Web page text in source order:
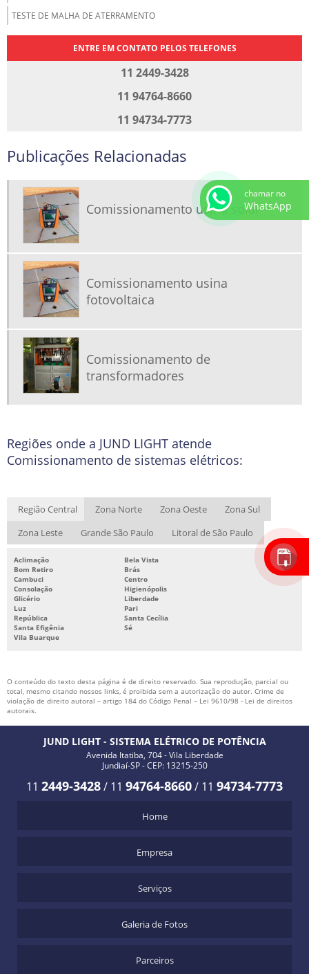
TESTE DE MALHA DE ATERRAMENTO
ENTRE EM CONTATO PELOS TELEFONES
11 2449-3428
11 94764-8660
11 94734-7773
Publicações Relacionadas
Comissionamento usina solar
Comissionamento usina
fotovoltaica
Comissionamento de
transformadores
Regiões onde a JUND LIGHT atende
Comissionamento de sistemas elétricos:
Região Central Zona Norte Zona Oeste
Zona Sul
Zona Leste
Grande São Paulo Litoral de São Paulo
Aclimação
Bela Vista
Bom Retiro
Brás
Cambuci
Centro
Consolação
Higienópolis
Glicério
Liberdade
Luz
Pari
República
Santa Cecília
Santa Efigênia
Sé
Vila Buarque
O conteúdo do texto desta página é de direito reservado. Sua reprodução, parcial ou
total, mesmo citando nossos links, é proibida sem a autorização do autor. Crime de
violação de direito autoral – artigo 184 do Código Penal – Lei 9610/98 - Lei de direitos
autorais.
JUND LIGHT - SISTEMA ELÉTRICO DE POTÊNCIA
Avenida Itatiba, 704 - Vila Liberdade
Jundiaí-SP - CEP: 13215-250
11 2449-3428/ 11 94764-8660/ 11 94734-7773
Home
Empresa
Serviços
Galeria de Fotos
Parceiros
chamar no
WhatsApp